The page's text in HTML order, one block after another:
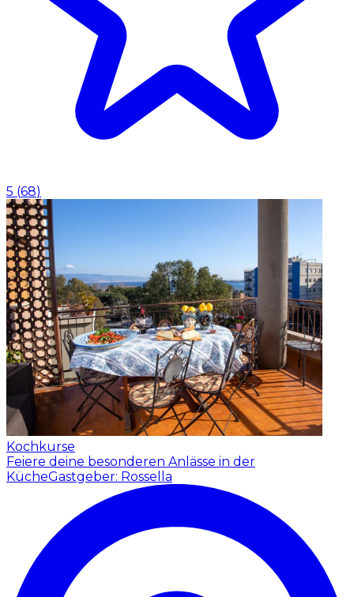
5 (68)
Kochkurse
Feiere deine besonderen Anlässe in der
KücheGastgeber: Rossella